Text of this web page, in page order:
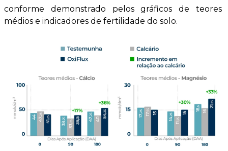
conforme demonstrado pelos gráficos de teores
médios e indicadores de fertilidade do solo.